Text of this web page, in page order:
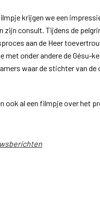
krijgen we een
zijn consult. Tijdens de
aan de Heer
met onder andere de Gésu-
waar de stichter van de
ook al een filmpje over het